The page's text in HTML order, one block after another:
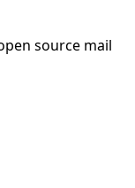
source mail